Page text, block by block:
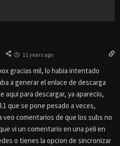
11 years ago
gracias mil, lo habia intentado
a generar el enlace de descarga
aqui para descargar, ya aparecio,
que se pone pesado a veces,
veo comentarios de que los subs no
vi un comentario en una peli en
o tienes la opcion de sincronizar